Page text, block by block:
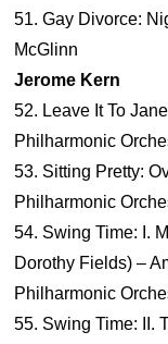
51. Gay Divorce:
McGlinn
Jerome Kern
52. Leave It To
Philharmonic
53. Sitting Pretty:
Philharmonic
54. Swing Time: I.
Dorothy Fields) –
Philharmonic
55. Swing Time: II.